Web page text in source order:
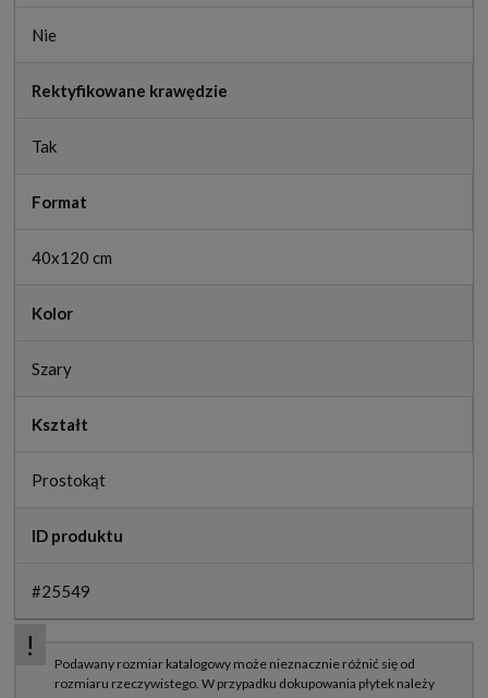
Nie
Rektyfikowane krawędzie
Tak
Format
40x120 cm
Kolor
Szary
Kształt
Prostokąt
ID produktu
#25549